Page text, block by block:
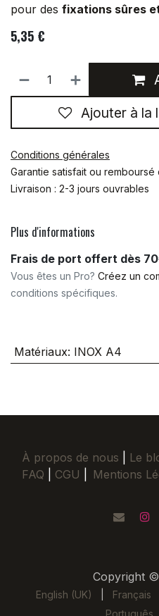
pour des fixations sûres
5,35 €
Ajouter à la
Conditions générales
Garantie satisfait ou remboursé
Livraison : 2-3 jours ouvrables
Plus d'informations
Frais de port offert dès
Vous êtes un Pro? Créez un
conditions spécifiques.
Matériaux: INOX A4
À propos de nous Le
FAQ
CGU Mentions
Copyright
English (UK) Français